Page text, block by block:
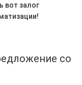
вот залог
со